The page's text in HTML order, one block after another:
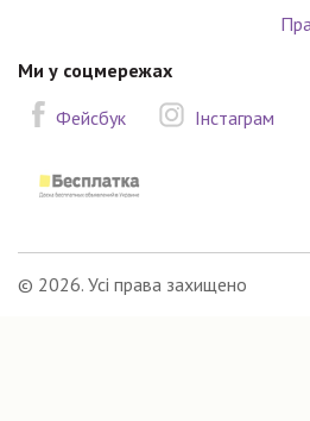
Ми у соцмережах
Фейсбук
Інстаграм
© 2026. Усі права захищено